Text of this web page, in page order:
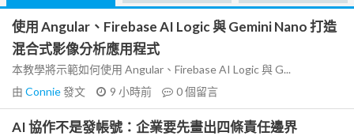
使用 Angular、Firebase AI Logic 與 Gemini Nano 打造
混合式影像分析應用程式
本教學將示範如何使用 Angular、Firebase AI Logic 與 G...
由 Connie發文 9 小時前 0個留言
AI 協作不是發帳號：企業要先畫出四條責任邊界